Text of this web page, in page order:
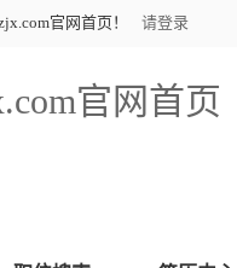
官网首页！ 请登录
官网首页